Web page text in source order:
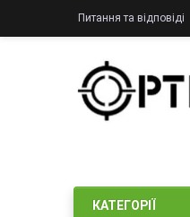
Питання та відповіді
КАТЕГОРІЇ